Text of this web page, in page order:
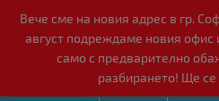
Вече сме на новия адрес в гр.
август подреждаме новия офис
само с предварително
разбирането! Ще се